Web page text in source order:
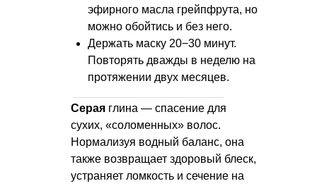
эфирного масла грейпфрута, но
можно обойтись и без него.
Держать маску 20−30 минут.
Повторять дважды в неделю на
протяжении двух месяцев.
Серая глина — спасение для
сухих, «соломенных» волос.
Нормализуя водный баланс, она
также возвращает здоровый блеск,
устраняет ломкость и сечение на